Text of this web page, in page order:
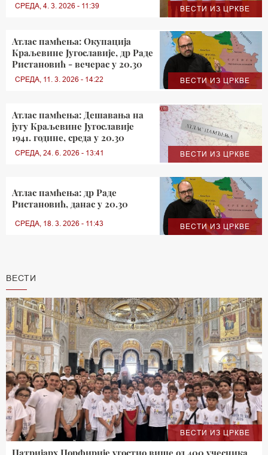
ВЕСТИ ИЗ ЦРКВЕ
СРЕДА, 4. 3. 2026 - 11:39
ВЕСТИ ИЗ ЦРКВЕ
Атлас памћења: Окупација
Краљевине Југославије, др Раде
Ристановић - вечерас у 20.30
СРЕДА, 11. 3. 2026 - 14:22
ВЕСТИ ИЗ ЦРКВЕ
Атлас памћења: Дешавања на
југу Краљевине Југославије
1941. године, среда у 20.30
СРЕДА, 24. 6. 2026 - 13:41
ВЕСТИ ИЗ ЦРКВЕ
Атлас памћења: др Раде
Ристановић, данас у 20.30
СРЕДА, 18. 3. 2026 - 11:43
ВЕСТИ
ВЕСТИ ИЗ ЦРКВЕ